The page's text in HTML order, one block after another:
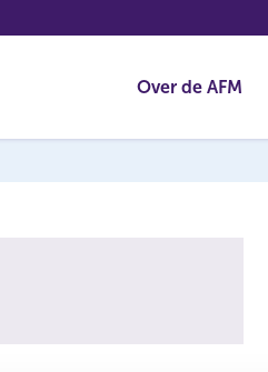
Over de AFM